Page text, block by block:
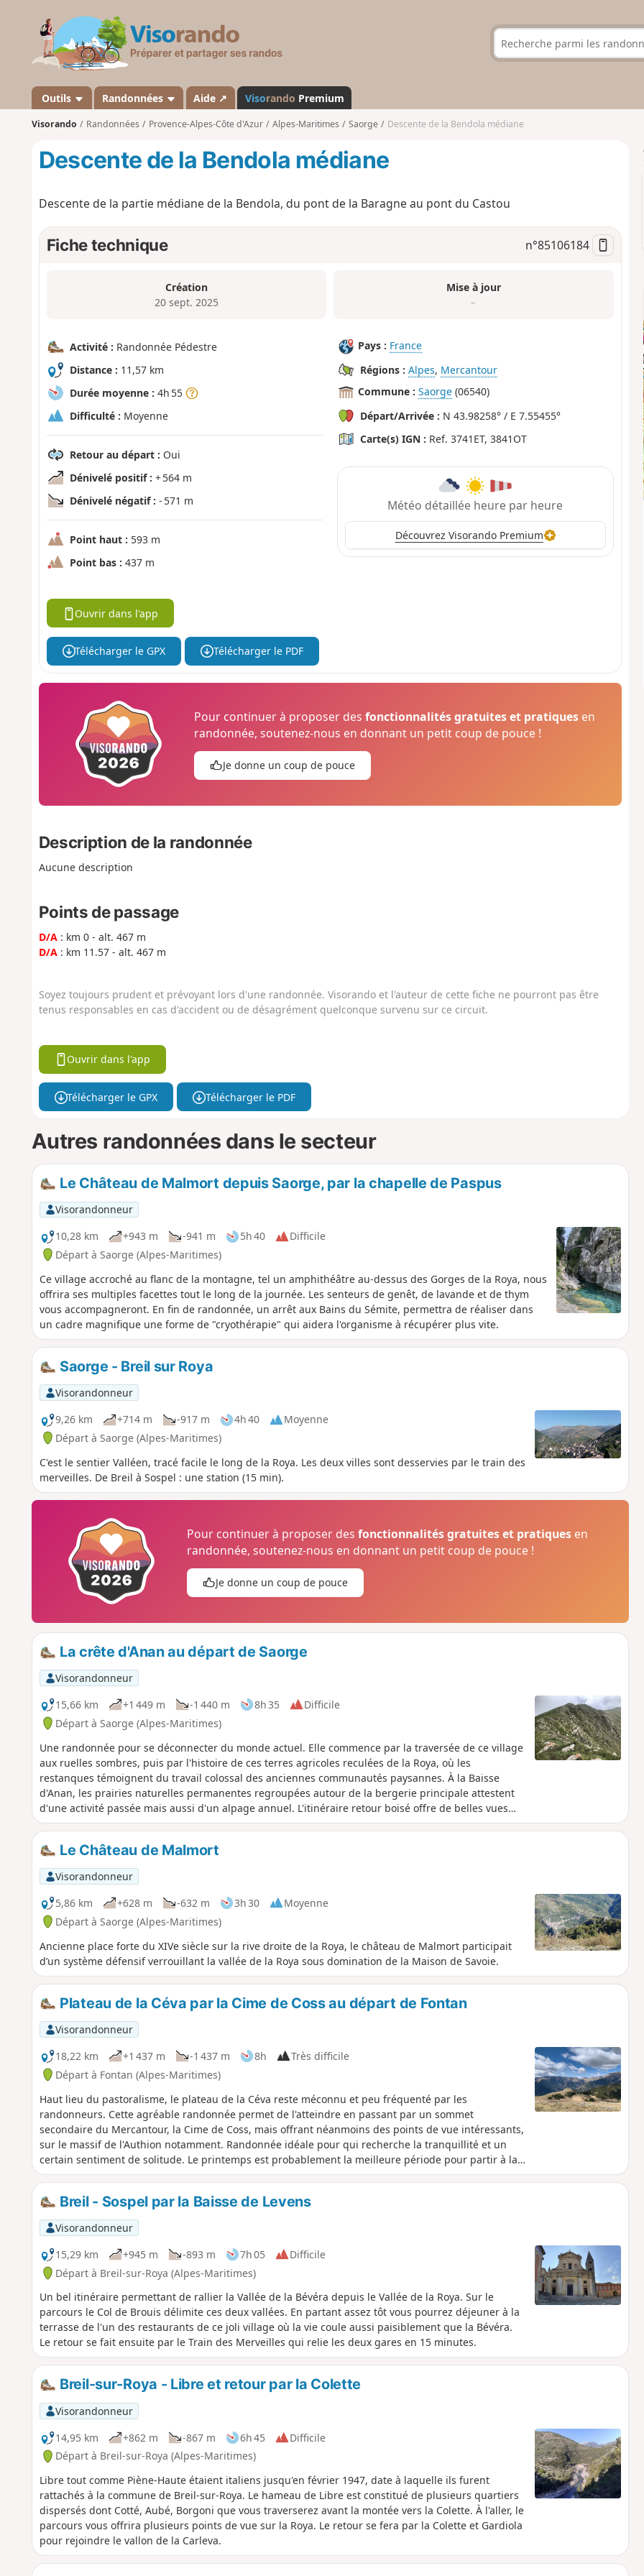
s
a
n
d
Outils Randonnées Aide ↗ Visorando Premium
Visorando Randonnées Provence-Alpes-Côte d'Azur Alpes-Maritimes Saorge Descente de la Bendola médiane
Descente de la Bendola médiane
Descente de la partie médiane de la Bendola, du pont de la Baragne au pont du Castou
Fiche technique n°85106184
Création
20 sept. 2025
Mise à jour
–
Activité : Randonnée Pédestre
Distance : 11,57 km
Durée moyenne : 4h 55
Difficulté : Moyenne
Retour au départ : Oui
Dénivelé positif : + 564 m
Dénivelé négatif : - 571 m
Point haut : 593 m
Point bas : 437 m
Pays : France
Régions : Alpes, Mercantour
Commune : Saorge (06540)
Départ/Arrivée : N 43.98258° / E 7.55455°
Carte(s) IGN : Ref. 3741ET, 3841OT
Météo détaillée heure par heure
Découvrez Visorando Premium
Ouvrir dans l'app
Télécharger le GPX Télécharger le PDF
Pour continuer à proposer desfonctionnalités gratuites et pratiques en
randonnée, soutenez-nous en donnant un petit coup de pouce !
Je donne un coup de pouce
Description de la randonnée
Aucune description
Points de passage
D/A: km 0 - alt. 467 m
D/A: km 11.57 - alt. 467 m
Soyez toujours prudent et prévoyant lors d'une randonnée. Visorando et l'auteur de cette fiche ne pourront pas être
tenus responsables en cas d'accident ou de désagrément quelconque survenu sur ce circuit.
Ouvrir dans l'app
Télécharger le GPX Télécharger le PDF
Autres randonnées dans le secteur
Le Château de Malmort depuis Saorge, par la chapelle de Paspus
Visorandonneur
10,28 km
+943 m -941 m 5h 40
Difficile
Départ à Saorge (Alpes-Maritimes)
Ce village accroché au flanc de la montagne, tel un amphithéâtre au-dessus des Gorges de la Roya, nous
offrira ses multiples facettes tout le long de la journée. Les senteurs de genêt, de lavande et de thym
vous accompagneront. En fin de randonnée, un arrêt aux Bains du Sémite, permettra de réaliser dans
un cadre magnifique une forme de "cryothérapie" qui aidera l'organisme à récupérer plus vite.
Saorge - Breil sur Roya
Visorandonneur
9,26 km
+714 m -917 m 4h 40
Moyenne
Départ à Saorge (Alpes-Maritimes)
C'est le sentier Valléen, tracé facile le long de la Roya. Les deux villes sont desservies par le train des
merveilles. De Breil à Sospel : une station (15 min).
Pour continuer à proposer desfonctionnalités gratuites et pratiques en
randonnée, soutenez-nous en donnant un petit coup de pouce !
Je donne un coup de pouce
La crête d'Anan au départ de Saorge
Visorandonneur
15,66 km
+1 449 m -1 440 m 8h 35
Difficile
Départ à Saorge (Alpes-Maritimes)
Une randonnée pour se déconnecter du monde actuel. Elle commence par la traversée de ce village
aux ruelles sombres, puis par l'histoire de ces terres agricoles reculées de la Roya, où les
restanques témoignent du travail colossal des anciennes communautés paysannes. À la Baisse
d'Anan, les prairies naturelles permanentes regroupées autour de la bergerie principale attestent
d'une activité passée mais aussi d'un alpage annuel. L'itinéraire retour boisé offre de belles vues
sur le vallon.
Le Château de Malmort
Visorandonneur
5,86 km
+628 m -632 m 3h 30
Moyenne
Départ à Saorge (Alpes-Maritimes)
Ancienne place forte du XIVe siècle sur la rive droite de la Roya, le château de Malmort participait
d’un système défensif verrouillant la vallée de la Roya sous domination de la Maison de Savoie.
Plateau de la Céva par la Cime de Coss au départ de Fontan
Visorandonneur
18,22 km
+1 437 m -1 437 m 8h
Très difficile
Départ à Fontan (Alpes-Maritimes)
Haut lieu du pastoralisme, le plateau de la Céva reste méconnu et peu fréquenté par les
randonneurs. Cette agréable randonnée permet de l'atteindre en passant par un sommet
secondaire du Mercantour, la Cime de Coss, mais offrant néanmoins des points de vue intéressants,
sur le massif de l'Authion notamment. Randonnée idéale pour qui recherche la tranquillité et un
certain sentiment de solitude. Le printemps est probablement la meilleure période pour partir à la
découverte de ce plateau perché sur les hauteurs de la Roya.
Breil - Sospel par la Baisse de Levens
Visorandonneur
15,29 km
+945 m -893 m 7h 05
Difficile
Départ à Breil-sur-Roya (Alpes-Maritimes)
Un bel itinéraire permettant de rallier la Vallée de la Bévéra depuis le Vallée de la Roya. Sur le
parcours le Col de Brouis délimite ces deux vallées. En partant assez tôt vous pourrez déjeuner à la
terrasse de l'un des restaurants de ce joli village où la vie coule aussi paisiblement que la Bévéra.
Le retour se fait ensuite par le Train des Merveilles qui relie les deux gares en 15 minutes.
Breil-sur-Roya - Libre et retour par la Colette
Visorandonneur
14,95 km
+862 m -867 m 6h 45
Difficile
Départ à Breil-sur-Roya (Alpes-Maritimes)
Libre tout comme Piène-Haute étaient italiens jusqu'en février 1947, date à laquelle ils furent
rattachés à la commune de Breil-sur-Roya. Le hameau de Libre est constitué de plusieurs quartiers
dispersés dont Cotté, Aubé, Borgoni que vous traverserez avant la montée vers la Colette. À l'aller, le
parcours vous offrira plusieurs points de vue sur la Roya. Le retour se fera par la Colette et Gardiola
pour rejoindre le vallon de la Carleva.